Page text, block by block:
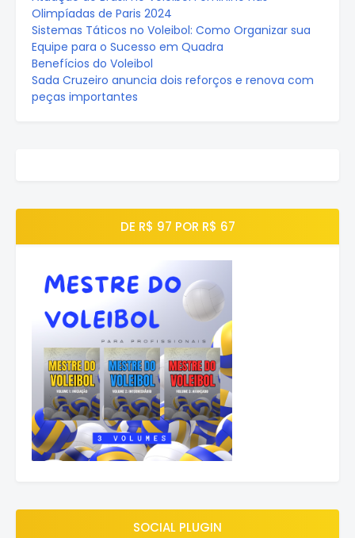
Olimpíadas de Paris 2024
Sistemas Táticos no Voleibol: Como Organizar sua
Equipe para o Sucesso em Quadra
Benefícios do Voleibol
Sada Cruzeiro anuncia dois reforços e renova com
peças importantes
DE R$ 97 POR R$ 67
SOCIAL PLUGIN